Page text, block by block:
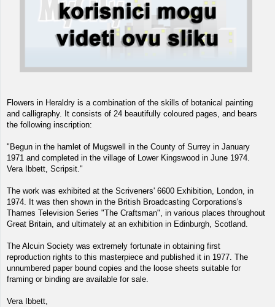
Flowers in Heraldry is a combination of the skills of botanical painting
and calligraphy. It consists of 24 beautifully coloured pages, and bears
the following inscription:
"Begun in the hamlet of Mugswell in the County of Surrey in January
1971 and completed in the village of Lower Kingswood in June 1974.
Vera Ibbett, Scripsit."
The work was exhibited at the Scriveners' 6600 Exhibition, London, in
1974. It was then shown in the British Broadcasting Corporations's
Thames Television Series "The Craftsman", in various places throughout
Great Britain, and ultimately at an exhibition in Edinburgh, Scotland.
The Alcuin Society was extremely fortunate in obtaining first
reproduction rights to this masterpiece and published it in 1977. The
unnumbered paper bound copies and the loose sheets suitable for
framing or binding are available for sale.
Vera Ibbett,